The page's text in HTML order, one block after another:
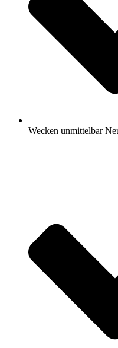
Wecken unmittelbar